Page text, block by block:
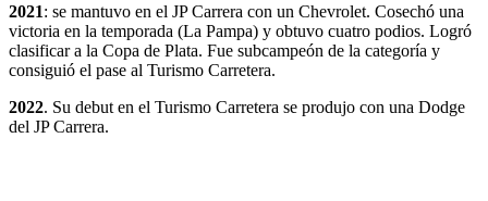
2021: se mantuvo en el JP Carrera con un Chevrolet. Cosechó una
victoria en la temporada (La Pampa) y obtuvo cuatro podios. Logró
clasificar a la Copa de Plata. Fue subcampeón de la categoría y
consiguió el pase al Turismo Carretera.
2022. Su debut en el Turismo Carretera se produjo con una Dodge
del JP Carrera.